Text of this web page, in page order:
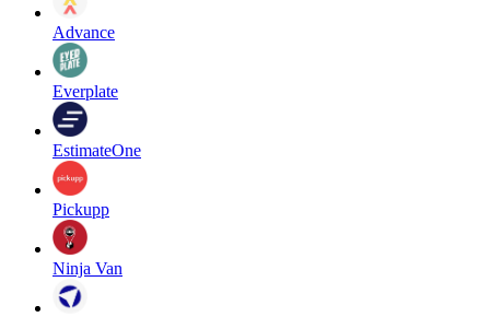
Advance
Everplate
EstimateOne
Pickupp
Ninja Van